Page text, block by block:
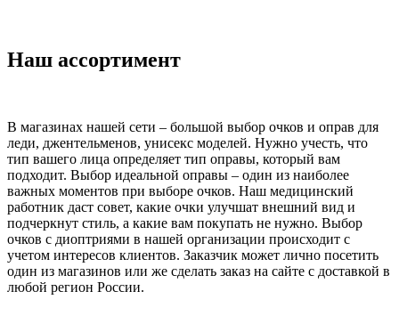
Наш ассортимент
В магазинах нашей сети – большой выбор очков и оправ для
леди, джентельменов, унисекс моделей. Нужно учесть, что
тип вашего лица определяет тип оправы, который вам
подходит. Выбор идеальной оправы – один из наиболее
важных моментов при выборе очков. Наш медицинский
работник даст совет, какие очки улучшат внешний вид и
подчеркнут стиль, а какие вам покупать не нужно. Выбор
очков с диоптриями в нашей организации происходит с
учетом интересов клиентов. Заказчик может лично посетить
один из магазинов или же сделать заказ на сайте с доставкой в
любой регион России.